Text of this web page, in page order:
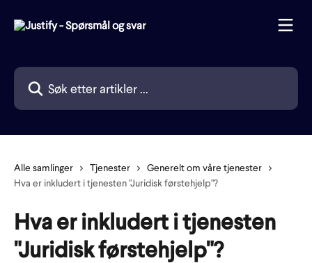
Søk etter artikler ...
Alle samlinger Tjenester
Generelt om våre tjenester
Hva er inkludert i tjenesten "Juridisk førstehjelp"?
Hva er inkludert i tjenesten
"Juridisk førstehjelp"?